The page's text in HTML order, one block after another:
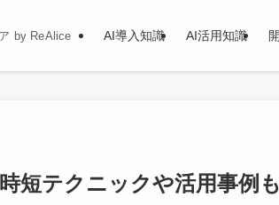
by ReAlice AI導入知識 AI活用知識
短テクニックや活用事例